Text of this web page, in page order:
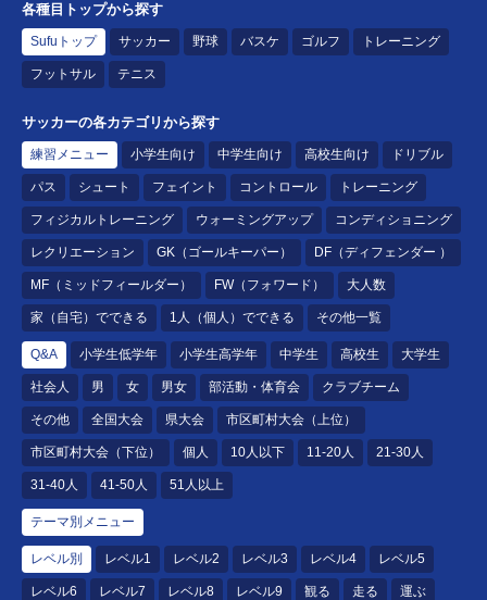
各種目トップから探す
Sufuトップ サッカー 野球 バスケ ゴルフ トレーニング
フットサル テニス
サッカーの各カテゴリから探す
練習メニュー 小学生向け 中学生向け 高校生向け ドリブル
パス シュート フェイント コントロール トレーニング
フィジカルトレーニング ウォーミングアップ コンディショニング
レクリエーション GK（ゴールキーパー） DF（ディフェンダー ）
MF（ミッドフィールダー） FW（フォワード） 大人数
家（自宅）でできる 1人（個人）でできる その他一覧
Q&A 小学生低学年 小学生高学年 中学生 高校生 大学生
社会人 男 女 男女 部活動・体育会 クラブチーム
その他 全国大会 県大会 市区町村大会（上位）
市区町村大会（下位） 個人 10人以下 11-20人 21-30人
31-40人 41-50人 51人以上
テーマ別メニュー
レベル別 レベル1 レベル2 レベル3 レベル4 レベル5
レベル6 レベル7 レベル8 レベル9 観る 走る 運ぶ